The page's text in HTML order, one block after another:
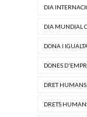
DIA
DIA MUNDIAL
DONA I
DONES
DRET HUMANS
DRETS